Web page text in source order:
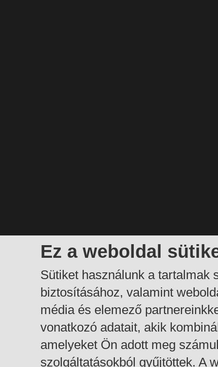
Ez a weboldal
Sütiket használunk a tartalmak
biztosításához, valamint
média és elemező
vonatkozó adatait, akik
amelyeket Ön adott meg
szolgáltatásokból gyűjtöttek. A